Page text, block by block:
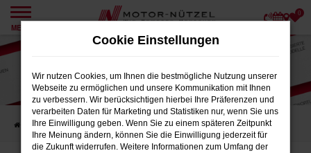
Zum
springen
MENÜ
0
Startseite Karriere Unsere Stellenangebote
Cookie Einstellungen
Wir nutzen Cookies, um Ihnen die bestmögliche Nutzung unserer
Webseite zu ermöglichen und unsere Kommunikation mit Ihnen
zu verbessern. Wir berücksichtigen hierbei Ihre Präferenzen und
verarbeiten Daten für Marketing und Statistiken nur, wenn Sie uns
Ihre Einwilligung geben. Wenn Sie zu einem späteren Zeitpunkt
Ihre Meinung ändern, können Sie die Einwilligung jederzeit für
die Zukunft widerrufen. Weitere Informationen zum Umfang der